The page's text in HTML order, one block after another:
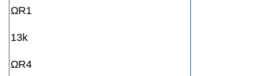
ΩR1
13k
ΩR4